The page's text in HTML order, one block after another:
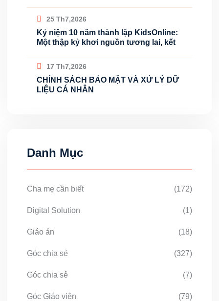
25 Th7,2026
Kỷ niệm 10 năm thành lập KidsOnline:
Một thập kỷ khơi nguồn tương lai, kết
17 Th7,2026
CHÍNH SÁCH BẢO MẬT VÀ XỬ LÝ DỮ
LIỆU CÁ NHÂN
Danh Mục
Cha mẹ cần biết (172)
Digital Solution (1)
Giáo án (18)
Góc chia sẻ (327)
Góc chia sẻ (7)
Góc Giáo viên (79)